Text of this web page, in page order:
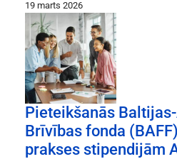
19 marts 2026
Pieteikšanās
Brīvības fonda
prakses stipendijām